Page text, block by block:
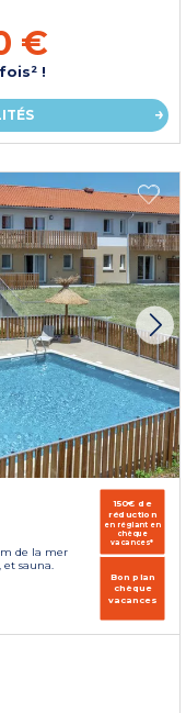
€
!
de la mer
et sauna.
150€ de
réduction
en réglant en
chèque
vacances*
Bon plan
chèque
vacances